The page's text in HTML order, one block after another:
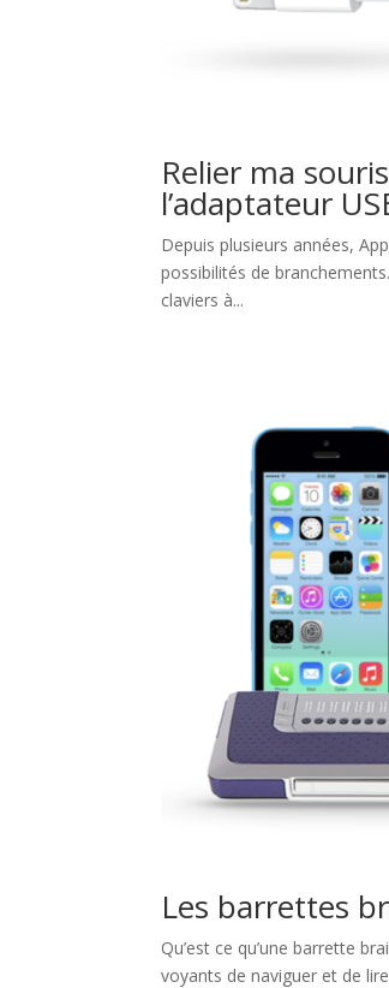
Relier ma
l’adaptateur
Depuis plusieurs années,
possibilités de
claviers à...
Les barrettes
Qu’est ce qu’une barrette
voyants de naviguer et de